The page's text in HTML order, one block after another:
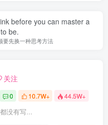
before you can master a
be.
要先换一种思考方法
关注
0 10.7W+ 44.5W+
没有写...